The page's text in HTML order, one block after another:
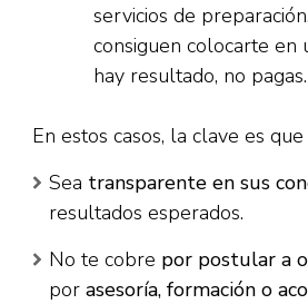
servicios de
consiguen colocarte en
hay resultado, no pagas.
En estos casos, la clave es
Sea transparente en sus
resultados esperados.
No te cobre por postular a
por asesoría, formación o